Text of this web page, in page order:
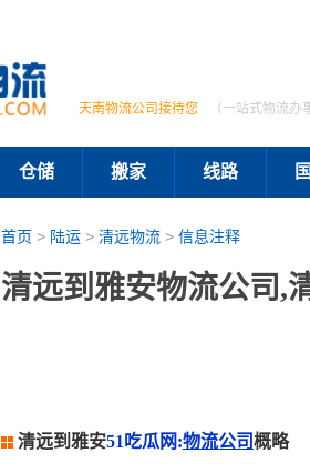
天南物流公司接待您 （一站式物流
仓储 搬家 线路
首页 > 陆运> 清远物流> 信息注释
清远到雅安物流公司,
清远到雅安51吃瓜网:物流公司概略